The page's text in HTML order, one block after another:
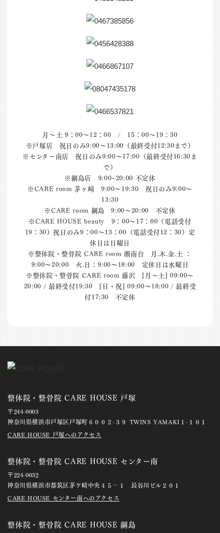
月～土 9：00～12：00 / 15：00～19：30
※戸塚店 祝日のみ9:00～13:00（最終受付12:30まで）
※センター南店 祝日のみ9:00～17:00（最終受付16:30ま
で）
※綱島店 9:00~20:00 不定休
※CARE room 茅ヶ崎 9:00～19:30 祝日のみ9:00～
13:30
※CARE room 綱島 9:00～20:00 不定休
※CARE HOUSE beauty 9：00～17：00（電話受付
19：30）祝日のみ9：00～13：00（電話受付12：30）定
休日は日曜日
※整体院・整骨院 CARE room 湘南台 月.木.金.土 ：
9:00〜20:00 火.日：9:00〜18:00 定休日は水曜日
※整体院・整骨院 CARE room 藤沢 [月～土] 09:00～
20:00 / 最終受付19:30 [日・祝] 09:00～18:00 / 最終受
付17:30 不定休
整体院・整骨院 CARE HOUSE 戸塚
〒244-0003
神奈川県横浜市戸塚区戸塚町６００２-３９ TWINS YAMAKI１-１０１
CARE HOUSE 戸塚へのアクセス
整体院・整骨院 CARE HOUSE センター南
〒224-0032
神奈川県横浜市都筑区茅ケ崎中央４５－１ 長谷川ビル２０１
CARE HOUSE センター南へのアクセス
整体院・整骨院 CARE HOUSE 綱島